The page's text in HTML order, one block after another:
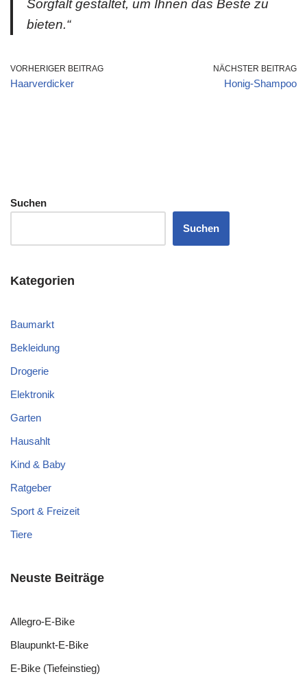
Sorgfalt gestaltet, um Ihnen das Beste zu
bieten.“
VORHERIGER BEITRAG
Haarverdicker
NÄCHSTER BEITRAG
Honig-Shampoo
Suchen
Suchen
Kategorien
Baumarkt
Bekleidung
Drogerie
Elektronik
Garten
Hausahlt
Kind & Baby
Ratgeber
Sport & Freizeit
Tiere
Neuste Beiträge
Allegro-E-Bike
Blaupunkt-E-Bike
E-Bike (Tiefeinstieg)